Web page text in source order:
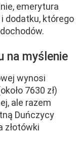
emerytura
dodatku, którego
na myślenie
wynosi
7630 zł)
ale razem
Duńczycy
złotówki